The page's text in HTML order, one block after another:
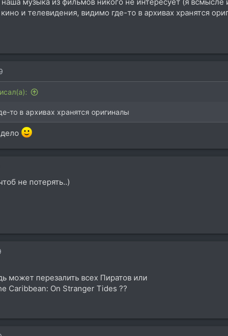
музыка из фильмов никого не интересует (я
и телевидения, видимо где-то в архивах хранятся
то в архивах хранятся оригиналы
не потерять..)
может перезалить всех Пиратов или
Caribbean: On Stranger Tides ??